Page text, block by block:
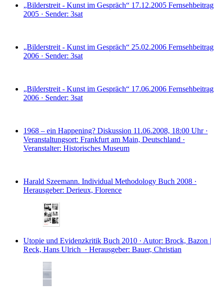
„Bilderstreit - Kunst im Gespräch“ 17.12.2005 Fernsehbeitrag
2005 · Sender: 3sat
„Bilderstreit - Kunst im Gespräch“ 25.02.2006 Fernsehbeitrag
2006 · Sender: 3sat
„Bilderstreit - Kunst im Gespräch“ 17.06.2006 Fernsehbeitrag
2006 · Sender: 3sat
1968 – ein Happening? Diskussion 11.06.2008, 18:00 Uhr ·
Veranstaltungsort: Frankfurt am Main, Deutschland ·
Veranstalter: Historisches Museum
Harald Szeemann. Individual Methodology Buch 2008 ·
Herausgeber: Derieux, Florence
Utopie und Evidenzkritik Buch 2010 · Autor: Brock, Bazon |
Reck, Hans Ulrich · Herausgeber: Bauer, Christian